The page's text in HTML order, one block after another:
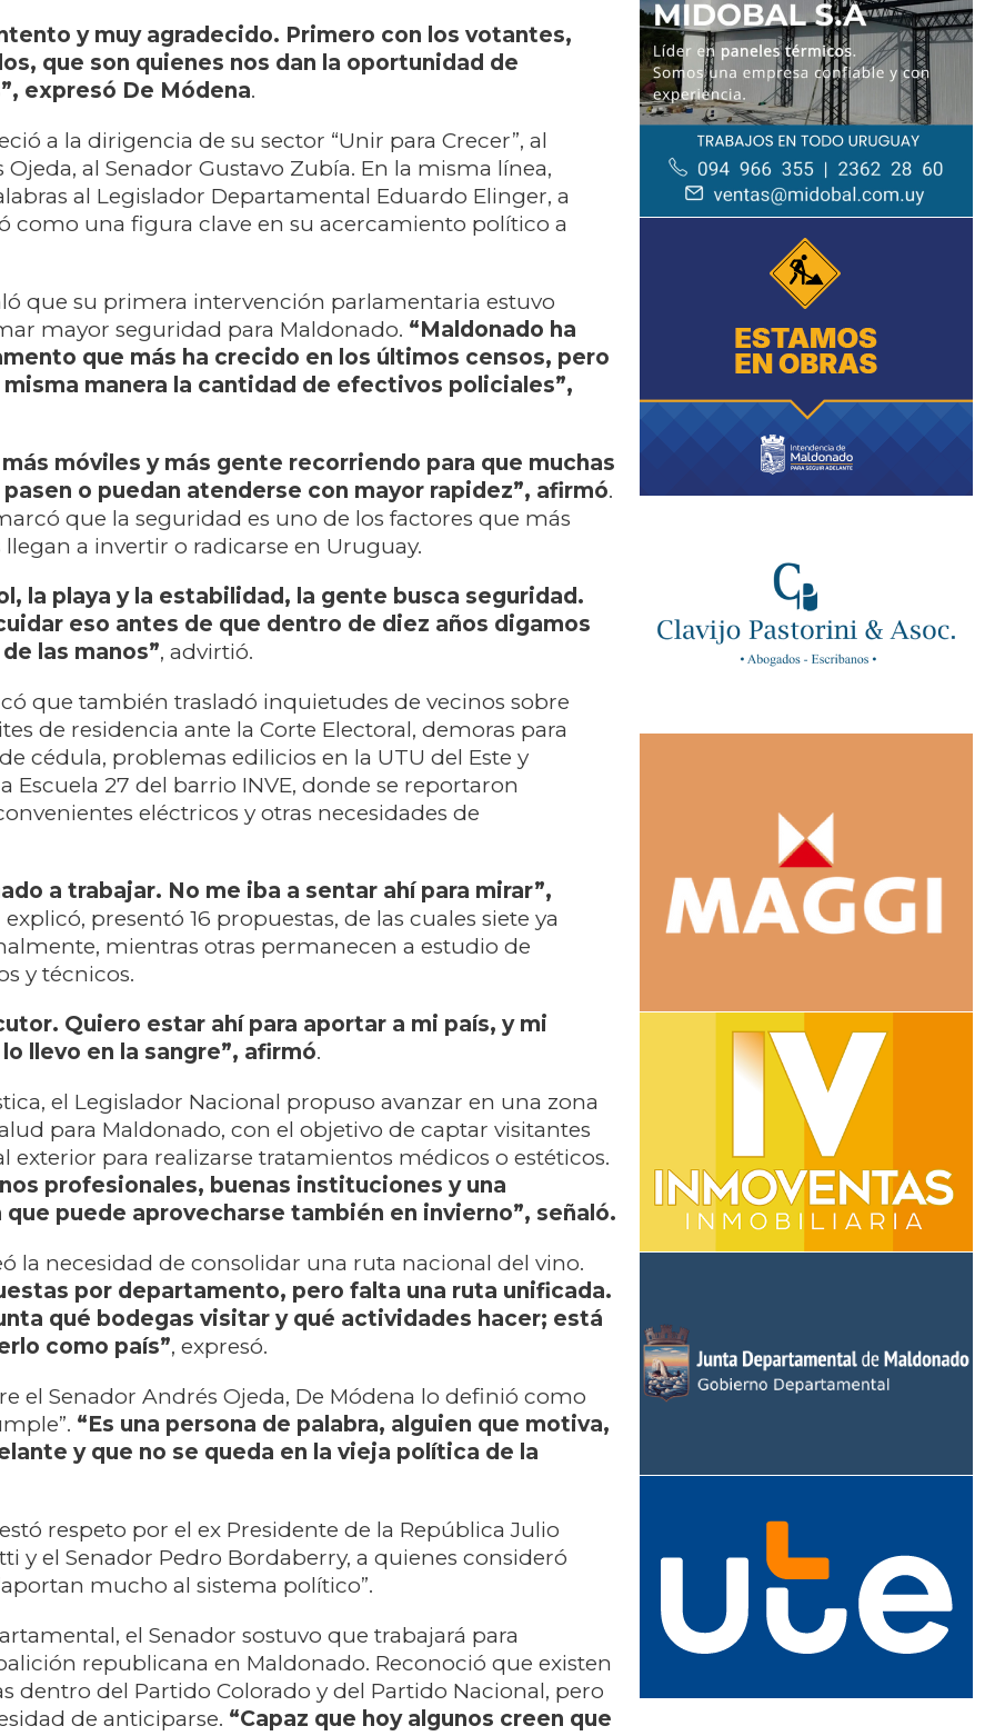
y muy agradecido. Primero con los votantes,
que son quienes nos dan la oportunidad de
expresó De Módena.
a la dirigencia de su sector “Unir para Crecer”, al
Ojeda, al Senador Gustavo Zubía. En la misma línea,
al Legislador Departamental Eduardo Elinger, a
como una figura clave en su acercamiento político a
que su primera intervención parlamentaria estuvo
mayor seguridad para Maldonado. “Maldonado ha
que más ha crecido en los últimos censos, pero
manera la cantidad de efectivos policiales”,
móviles y más gente recorriendo para que muchas
o puedan atenderse con mayor rapidez”, afirmó.
que la seguridad es uno de los factores que más
a invertir o radicarse en Uruguay.
la playa y la estabilidad, la gente busca seguridad.
eso antes de que dentro de diez años digamos
las manos”, advirtió.
que también trasladó inquietudes de vecinos sobre
de residencia ante la Corte Electoral, demoras para
cédula, problemas edilicios en la UTU del Este y
Escuela 27 del barrio INVE, donde se reportaron
eléctricos y otras necesidades de
a trabajar. No me iba a sentar ahí para mirar”,
explicó, presentó 16 propuestas, de las cuales siete ya
mientras otras permanecen a estudio de
y técnicos.
Quiero estar ahí para aportar a mi país, y mi
llevo en la sangre”, afirmó.
el Legislador Nacional propuso avanzar en una zona
para Maldonado, con el objetivo de captar visitantes
exterior para realizarse tratamientos médicos o estéticos.
profesionales, buenas instituciones y una
puede aprovecharse también en invierno”, señaló.
la necesidad de consolidar una ruta nacional del vino.
por departamento, pero falta una ruta unificada.
qué bodegas visitar y qué actividades hacer; está
como país”, expresó.
el Senador Andrés Ojeda, De Módena lo definió como
“Es una persona de palabra, alguien que motiva,
y que no se queda en la vieja política de la
respeto por el ex Presidente de la República Julio
y el Senador Pedro Bordaberry, a quienes consideró
mucho al sistema político”.
el Senador sostuvo que trabajará para
republicana en Maldonado. Reconoció que existen
dentro del Partido Colorado y del Partido Nacional, pero
de anticiparse. “Capaz que hoy algunos creen que